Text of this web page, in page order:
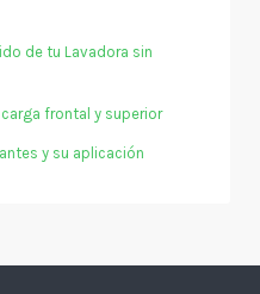
de tu Lavadora sin
frontal y superior
y su aplicación